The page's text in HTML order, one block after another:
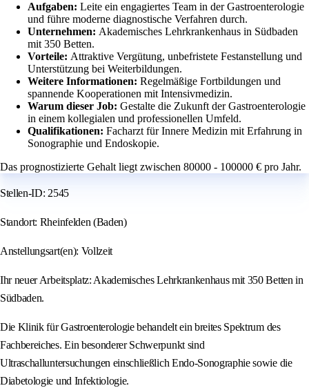
Aufgaben: Leite ein engagiertes Team in der Gastroenterologie
und führe moderne diagnostische Verfahren durch.
Unternehmen: Akademisches Lehrkrankenhaus in Südbaden
mit 350 Betten.
Vorteile: Attraktive Vergütung, unbefristete Festanstellung und
Unterstützung bei Weiterbildungen.
Weitere Informationen: Regelmäßige Fortbildungen und
spannende Kooperationen mit Intensivmedizin.
Warum dieser Job: Gestalte die Zukunft der Gastroenterologie
in einem kollegialen und professionellen Umfeld.
Qualifikationen: Facharzt für Innere Medizin mit Erfahrung in
Sonographie und Endoskopie.
Das prognostizierte Gehalt liegt zwischen 80000 - 100000 € pro Jahr.
Stellen-ID: 2545
Standort: Rheinfelden (Baden)
Anstellungsart(en): Vollzeit
Ihr neuer Arbeitsplatz: Akademisches Lehrkrankenhaus mit 350 Betten in
Südbaden.
Die Klinik für Gastroenterologie behandelt ein breites Spektrum des
Fachbereiches. Ein besonderer Schwerpunkt sind
Ultraschalluntersuchungen einschließlich Endo-Sonographie sowie die
Diabetologie und Infektiologie.